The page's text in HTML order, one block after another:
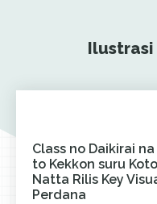
Ilustrasi
Class no Daikirai na
to Kekkon suru
Natta Rilis Key
Perdana